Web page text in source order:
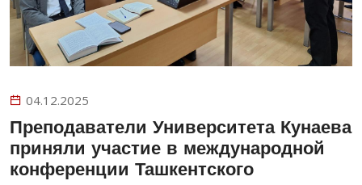
04.12.2025
Преподаватели Университета Кунаева
приняли участие в международной
конференции Ташкентского